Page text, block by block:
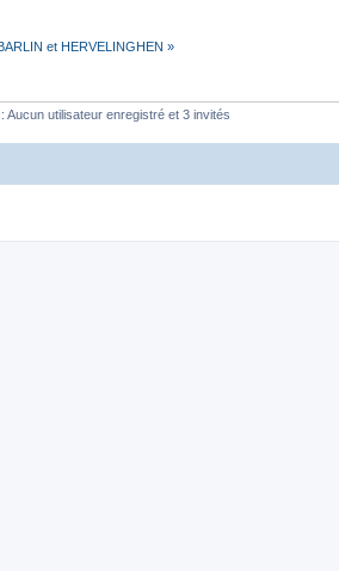
et HERVELINGHEN »
utilisateur enregistré et 3 invités